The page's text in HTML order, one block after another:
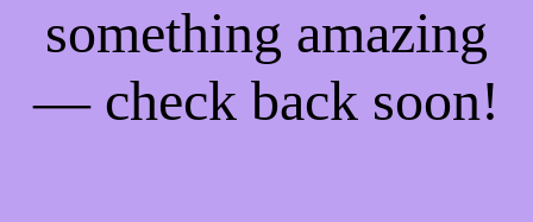
something amazing
— check back soon!